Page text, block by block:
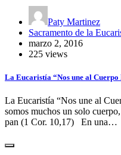
Paty Martinez
Sacramento de la
marzo 2, 2016
225 views
La Eucaristía “Nos une al Cuerpo
La Eucaristía “Nos une al
somos muchos un solo
pan (1 Cor. 10,17) En una…